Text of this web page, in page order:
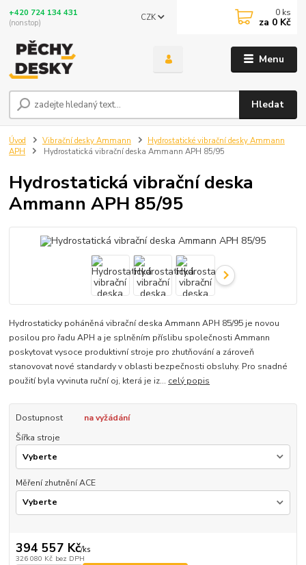
Menu
CZK
Hledat
+420 724 134 431
(nonstop)
0 ks
za 0 Kč
Úvod Vibrační desky Ammann
Hydrostatické vibrační desky Ammann
APH
Hydrostatická vibrační deska Ammann APH 85/95
Hydrostatická vibrační deska
Ammann APH 85/95
Hydrostaticky poháněná vibrační deska Ammann APH 85/95 je novou
posilou pro řadu APH a je splněním příslibu společnosti Ammann
poskytovat vysoce produktivní stroje pro zhutňování a zároveň
stanovovat nové standardy v oblasti bezpečnosti obsluhy. Pro snadné
použití byla vyvinuta ruční oj, která je iz... celý popis
Dostupnost
na vyžádání
Šířka stroje
Měření zhutnění ACE
394 557 Kč/ks
326 080 Kč bez DPH